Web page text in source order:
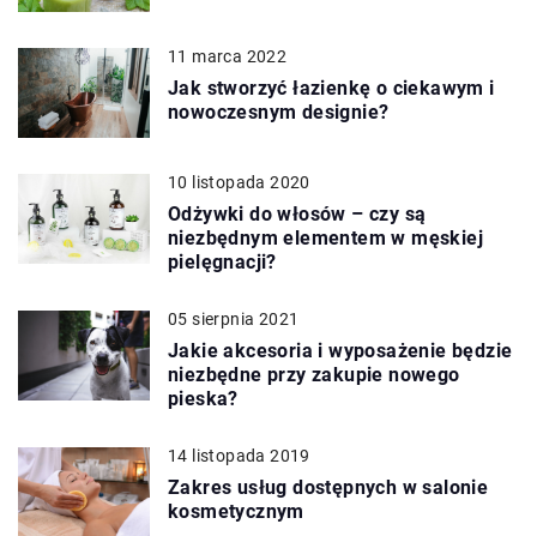
11 marca 2022
Jak stworzyć łazienkę o ciekawym i
nowoczesnym designie?
10 listopada 2020
Odżywki do włosów – czy są
niezbędnym elementem w męskiej
pielęgnacji?
05 sierpnia 2021
Jakie akcesoria i wyposażenie będzie
niezbędne przy zakupie nowego
pieska?
14 listopada 2019
Zakres usług dostępnych w salonie
kosmetycznym